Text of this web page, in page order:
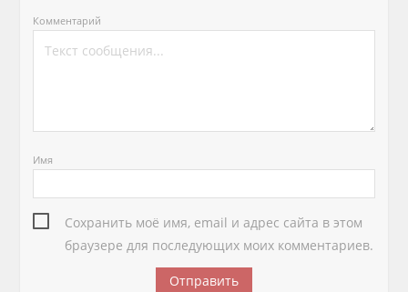
Комментарий
Имя
Сохранить моё имя, email и адрес сайта в этом
браузере для последующих моих комментариев.